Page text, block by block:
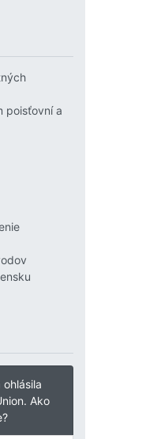
poisťovní a
Ako